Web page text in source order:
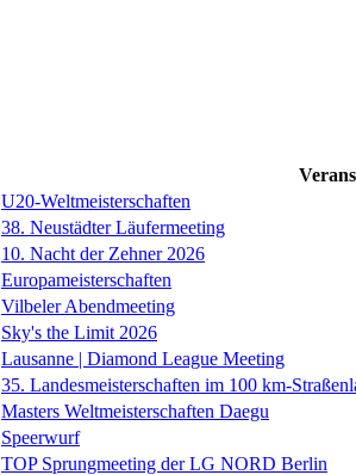
U20-Weltmeisterschaften
38. Neustädter Läufermeeting
10. Nacht der Zehner 2026
Europameisterschaften
Vilbeler Abendmeeting
Sky's the Limit 2026
Lausanne | Diamond League Meeting
35. Landesmeisterschaften im 100 km-
Masters Weltmeisterschaften Daegu
Speerwurf
TOP Sprungmeeting der LG NORD Berlin